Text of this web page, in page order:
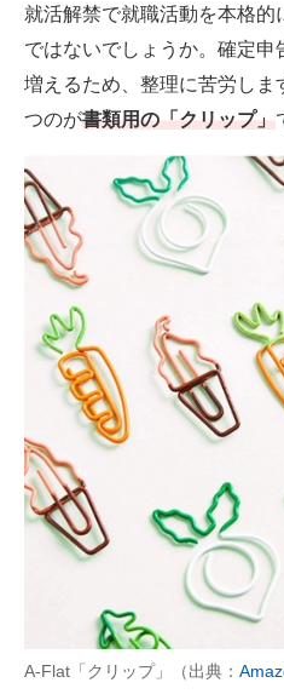
注目記事を集めた総合ページ
ITの今と未来を見通す
スマホと通信の最新トレンド
進化するPCとデバイスの未来
好きが集まる 比べて選べる
ビジネスと働き方のヒント
AI活用のいまが分かる
企業ITのトレンドを詳説
経営リーダーのコミュニティ
マーケ×ITの今がよく分かる
ITエンジニア向け専門サイト
企業向けIT製品の総合サイト
IT製品の技術・比較・事例
就活解禁で就職活動を本格
ではないでしょうか。確定
増えるため、整理に苦労しま
つのが書類用の「クリップ」
A-Flat「クリップ」（出典：